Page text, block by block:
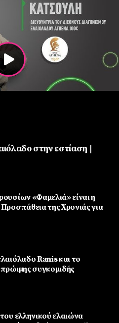
στην εστίαση |
«Φαμελιά» είναι η
της Χρονιάς για
Ranis και το
συγκομιδής
ελληνικού ελαιώνα